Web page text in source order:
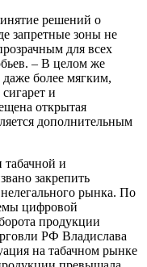
решений о
запретные зоны не
для всех
– В целом же
более мягким,
и
открытая
дополнительным
табачной и
закрепить
рынка. По
цифровой
продукции
РФ Владислава
на табачном рынке